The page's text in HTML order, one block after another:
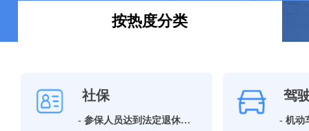
按热度分类
社保
- 参保人员达到法定退休年龄领取基本养老保险待遇资格确认
驾
- 机动